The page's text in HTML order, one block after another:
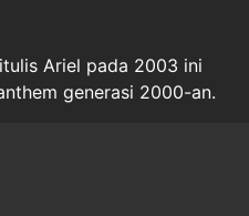
Ariel pada 2003 ini
generasi 2000-an.